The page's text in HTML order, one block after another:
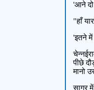
'आने
"हाँ
'इतने में
पीछे
मानो
सागर